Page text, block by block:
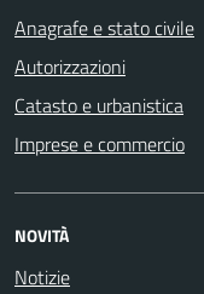
Anagrafe e stato civile
Autorizzazioni
Catasto e urbanistica
Imprese e commercio
NOVITÀ
Notizie